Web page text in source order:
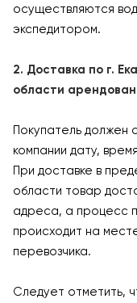
осуществляются
экспедитором.
2. Доставка по г.
области
Покупатель должен
компании дату,
При доставке в
области товар
адреса, а процесс
происходит на
перевозчика.
Следует отметить,